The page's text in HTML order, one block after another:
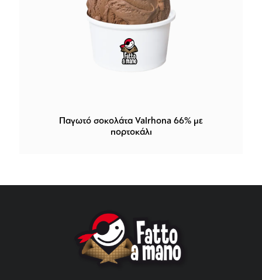
Παγωτό σοκολάτα Valrhona 66% με
πορτοκάλι